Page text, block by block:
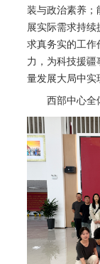
装与政治素养；
展实际需求持
求真务实的工作
力，为科技援
量发展大局中实
西部中心全